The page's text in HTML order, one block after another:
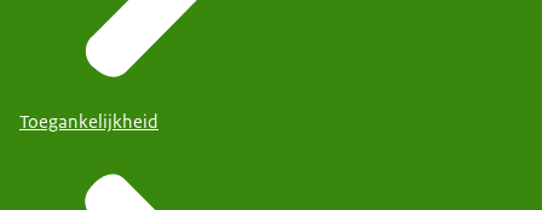
Toegankelijkheid